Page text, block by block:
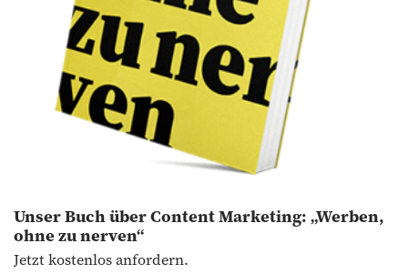
Unser Buch über Content Marketing: „Werben,
ohne zu nerven“
Jetzt kostenlos anfordern.